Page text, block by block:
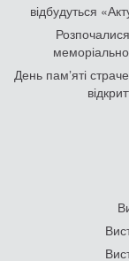
відбудуться
День памʼяті